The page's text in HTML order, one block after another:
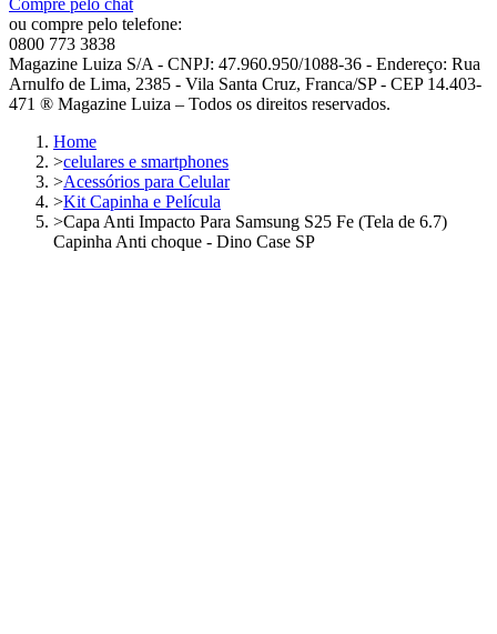
Compre pelo chat
ou compre pelo telefone:
0800 773 3838
Magazine Luiza S/A - CNPJ: 47.960.950/1088-36 - Endereço: Rua
Arnulfo de Lima, 2385 - Vila Santa Cruz, Franca/SP - CEP 14.403-
471 ® Magazine Luiza – Todos os direitos reservados.
Home
>celulares e smartphones
>Acessórios para Celular
>Kit Capinha e Película
>Capa Anti Impacto Para Samsung S25 Fe (Tela de 6.7)
Capinha Anti choque - Dino Case SP